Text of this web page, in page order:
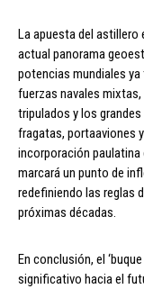
La apuesta del astillero
actual panorama
potencias mundiales
fuerzas navales
tripulados y los
fragatas, portaaviones
incorporación
marcará un punto de
redefiniendo las reglas
próximas décadas.
En conclusión, el
significativo hacia el